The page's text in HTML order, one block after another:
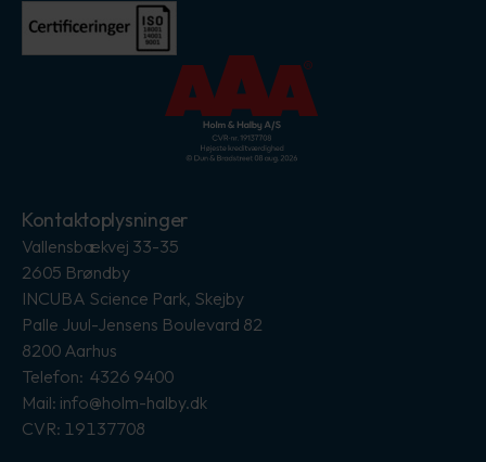
Kontaktoplysninger
Vallensbækvej 33-35
2605 Brøndby
INCUBA Science Park, Skejby
Palle Juul-Jensens Boulevard 82
8200 Aarhus
Telefon: 4326 9400
Mail: info@holm-halby.dk
CVR: 19137708